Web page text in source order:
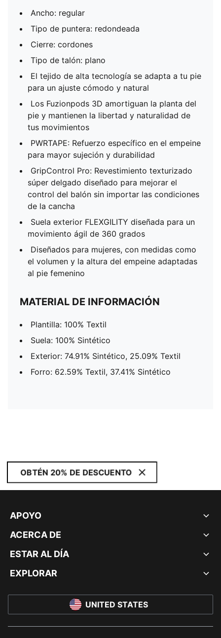
Ancho: regular
Tipo de puntera: redondeada
Cierre: cordones
Tipo de talón: plano
El tejido de alta tecnología se adapta a tu pie
para un ajuste cómodo y natural
Los Fuzionpods 3D amortiguan la planta del
pie y mantienen la libertad y naturalidad de
tus movimientos
PWRTAPE: Refuerzo específico en el empeine
para mayor sujeción y durabilidad
GripControl Pro: Revestimiento texturizado
súper delgado diseñado para mejorar el
control del balón sin importar las condiciones
de la cancha
Suela exterior FLEXGILITY diseñada para un
movimiento ágil de 360 grados
Diseñados para mujeres, con medidas como
el volumen y la altura del empeine adaptadas
al pie femenino
MATERIAL DE INFORMACIÓN
Plantilla: 100% Textil
Suela: 100% Sintético
Exterior: 74.91% Sintético, 25.09% Textil
Forro: 62.59% Textil, 37.41% Sintético
OBTÉN 20% DE DESCUENTO
APOYO
ACERCA DE
ESTAR AL DÍA
EXPLORAR
UNITED STATES